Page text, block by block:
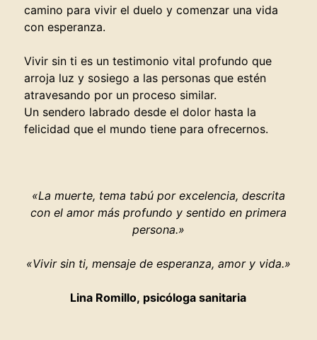
camino para vivir el duelo y comenzar una vida
con esperanza.
Vivir sin ti es un testimonio vital profundo que
arroja luz y sosiego a las personas que estén
atravesando por un proceso similar.
Un sendero labrado desde el dolor hasta la
felicidad que el mundo tiene para ofrecernos.
«La muerte, tema tabú por excelencia, descrita
con el amor más profundo y sentido en primera
persona.»
«Vivir sin ti, mensaje de esperanza, amor y vida.»
Lina Romillo, psicóloga sanitaria